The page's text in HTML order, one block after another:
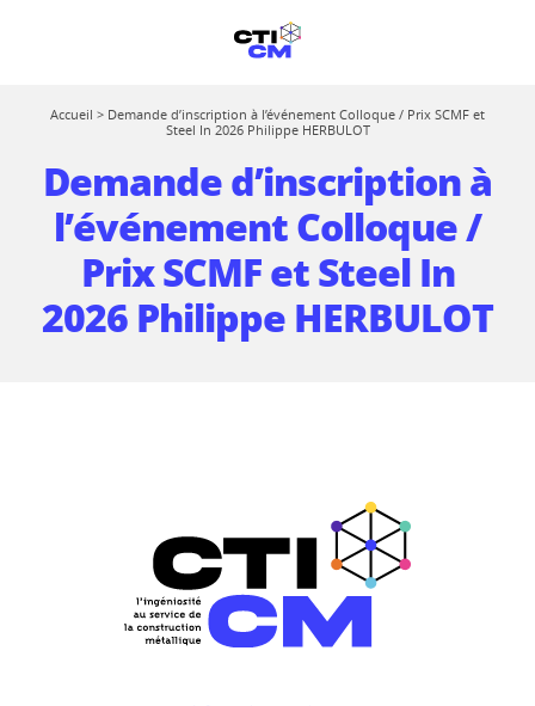
Accueil > Demande d’inscription à l’événement Colloque / Prix SCMF et
Steel In 2026 Philippe HERBULOT
Demande d’inscription à
l’événement Colloque /
Prix SCMF et Steel In
2026 Philippe HERBULOT